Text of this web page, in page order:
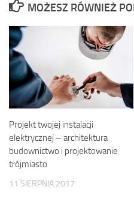
MOŻESZ RÓWNIEŻ
Projekt twojej instalacji
elektrycznej – architektura
budownictwo i projektowanie
trójmiasto
11 SIERPNIA 2017